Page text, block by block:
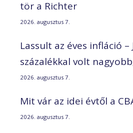
tör a Richter
2026. augusztus 7.
Lassult az éves infláció –
százalékkal volt
2026. augusztus 7.
Mit vár az idei évtől a
2026. augusztus 7.